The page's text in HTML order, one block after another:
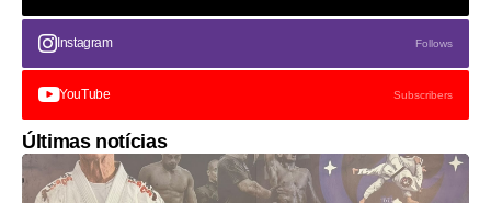
Instagram Follows
YouTube Subscribers
Últimas notícias